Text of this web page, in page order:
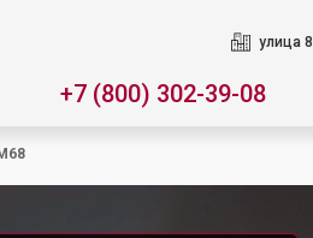
улица
+7 (800) 302-39-08